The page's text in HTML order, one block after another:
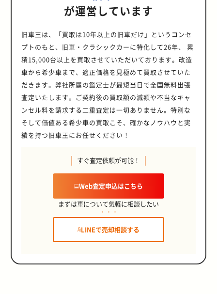
が運営しています
旧車王は、「買取は10年以上の旧車だけ」というコンセ
プトのもと、旧車・クラシックカーに特化して26年、 累
積15,000台以上を買取させていただいております。改造
車から希少車まで、適正価格を見極めて買取させていた
だきます。弊社所属の鑑定士が最短当日で全国無料出張
査定いたします。ご契約後の買取額の減額や不当なキャ
ンセル料を請求する二重査定は一切ありません。特別な
そして価値ある希少車の買取こそ、確かなノウハウと実
績を持つ旧車王にお任せください！
すぐ査定依頼が可能！
Web査定申込はこちら
まずは車について気軽に相談したい
LINEで売却相談する